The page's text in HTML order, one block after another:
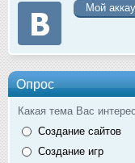
Мой
Опрос
Какая тема Вас
Создание сайтов
Создание игр